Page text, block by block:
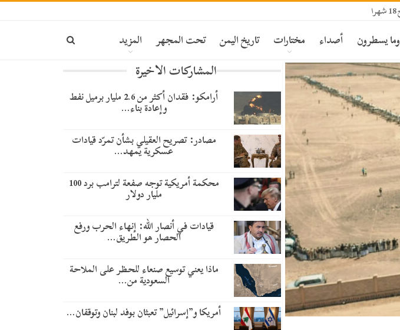
وما يسطرون أصداء مختارات تاريخ اليمن تحت المجهر المزيد
المشاركات الاخيرة
أرامكو: فقدان أكثر من 2.6 مليار برميل نفط
وإعادة بناء…
مصادر: تصريح العقيلي بشأن تمرّد قيادات
عسكرية يمهد…
محكمة أمريكية توجه صفعة لترامب برد 100
مليار دولار
قيادات في أنصار الله: إنهاء الحرب ورفع
الحصار هو الطريق…
ماذا يعني توسيع صنعاء للحظر على الملاحة
السعودية من…
أمريكا و”إسرائيل” تعبثان بوفد لبنان وتوقفان…